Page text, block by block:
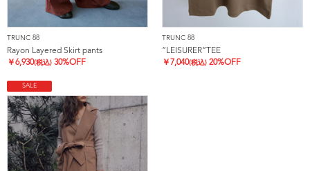
TRUNC 88
Rayon Layered Skirt pants
￥6,930(税込) 30%OFF
TRUNC 88
”LEISURER”TEE
￥ 7,040(税込) 20%OFF
SALE